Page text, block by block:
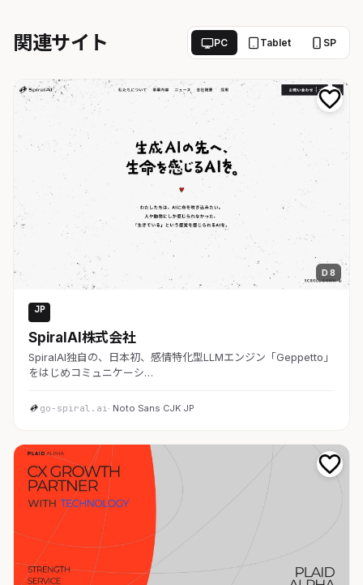
関連サイト PC Tablet SP
D 8
JP
SpiralAI株式会社
SpiralAI独自の、日本初、感情特化型LLMエンジン「Geppetto」
をはじめコミュニケーシ…
go-spiral.ai· Noto Sans CJK JP